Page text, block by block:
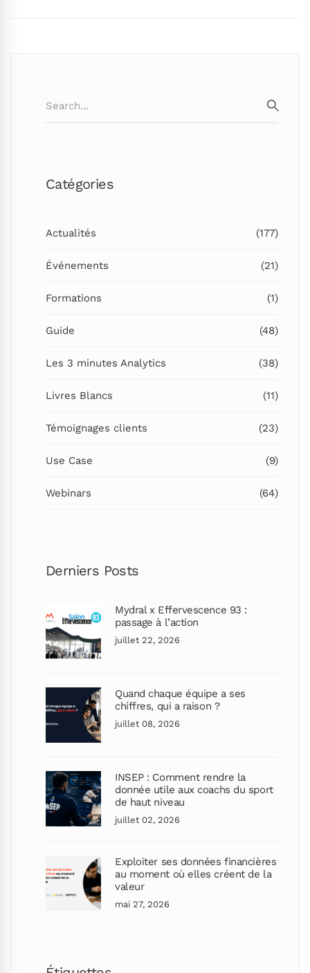
for:
Catégories
Actualités (177)
Événements (21)
Formations (1)
Guide (48)
Les 3 minutes Analytics (38)
Livres Blancs (11)
Témoignages clients (23)
Use Case (9)
Webinars (64)
Derniers Posts
Mydral x Effervescence 93 :
passage à l’action
juillet 22, 2026
Quand chaque équipe a ses
chiffres, qui a raison ?
juillet 08, 2026
INSEP : Comment rendre la
donnée utile aux coachs du sport
de haut niveau
juillet 02, 2026
Exploiter ses données financières
au moment où elles créent de la
valeur
mai 27, 2026